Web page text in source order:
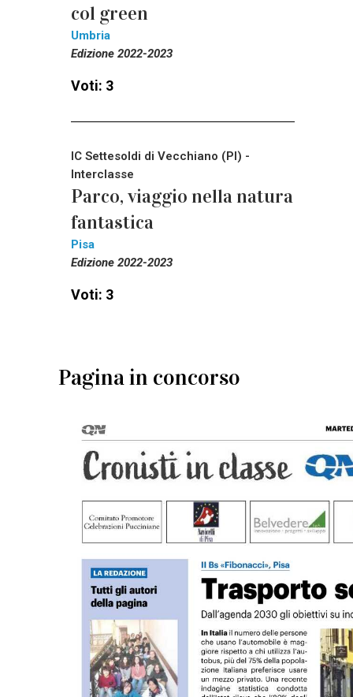
col green
Umbria
Edizione 2022-2023
Voti: 3
IC Settesoldi di Vecchiano (PI) -
Interclasse
Parco, viaggio nella natura
fantastica
Pisa
Edizione 2022-2023
Voti: 3
Pagina in concorso